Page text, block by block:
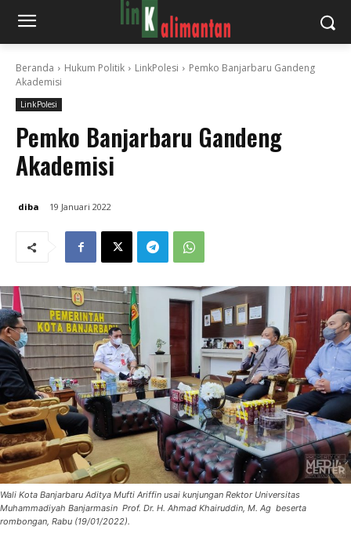
Beranda Hukum Politik LinkPolesi
Pemko Banjarbaru Gandeng
Akademisi
LinkPolesi
Pemko Banjarbaru Gandeng
Akademisi
diba 19 Januari 2022
Wali Kota Banjarbaru Aditya Mufti Ariffin usai kunjungan Rektor Universitas
Muhammadiyah Banjarmasin Prof. Dr. H. Ahmad Khairuddin, M. Ag beserta
rombongan, Rabu (19/01/2022).